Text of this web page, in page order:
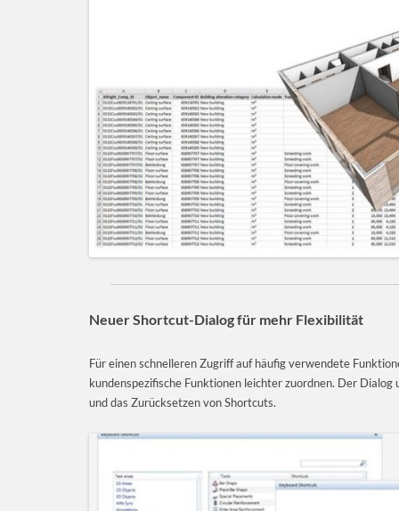
Neuer Shortcut-Dialog für mehr Flexibilität
Für einen schnelleren Zugriff auf häufig verwendete
kundenspezifische Funktionen leichter zuordnen. Der
und das Zurücksetzen von Shortcuts.